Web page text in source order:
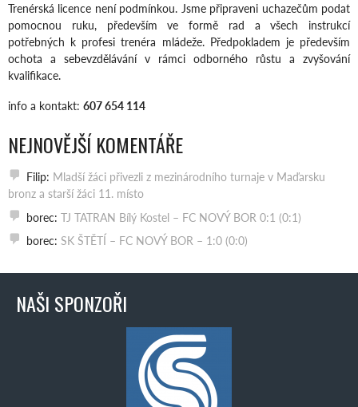
Trenérská licence není podmínkou. Jsme připraveni uchazečům podat
pomocnou ruku, především ve formě rad a všech instrukcí
potřebných k profesi trenéra mládeže. Předpokladem je především
ochota a sebevzdělávání v rámci odborného růstu a zvyšování
kvalifikace.
info a kontakt: 607 654 114
NEJNOVĚJŠÍ KOMENTÁŘE
Filip: Mladší žáci přivezli z mezinárodního turnaje v Maďarsku
bronz a starší žáci 11. místo
borec: TJ TATRAN Bílý Kostel – FC NOVÝ BOR 0:1 (0:1)
borec: SK ŠTĚTÍ – FC NOVÝ BOR – 1:0 (0:0)
NAŠI SPONZOŘI